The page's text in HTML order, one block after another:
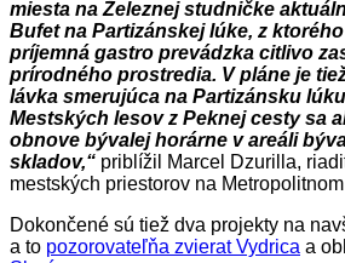
miesta na Železnej studničke
Bufet na Partizánskej lúke, z
príjemná gastro prevádzka citlivo
prírodného prostredia. V pláne je
lávka smerujúca na Partizánsku
Mestských lesov z Peknej cesty sa
obnove bývalej horárne v areáli
skladov,“ priblížil Marcel Dzurilla,
mestských priestorov na
Dokončené sú tiež dva projekty na
a to pozorovateľňa zvierat Vydrica a